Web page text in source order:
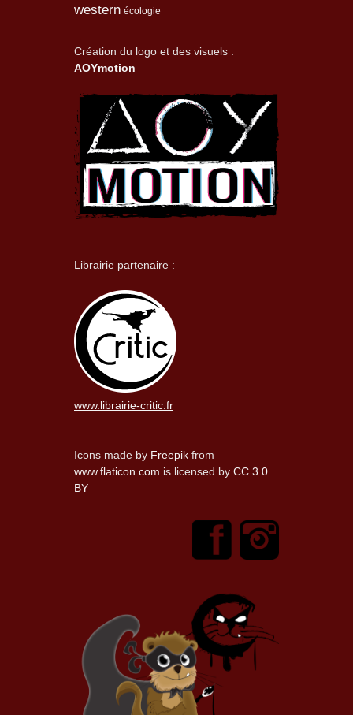
western écologie
Création du logo et des visuels :
AOYmotion
Librairie partenaire :
www.librairie-critic.fr
Icons made by Freepik from
www.flaticon.com is licensed by CC 3.0
BY